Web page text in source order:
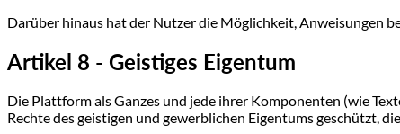
Darüber hinaus hat der Nutzer die Möglichkeit, Anweisungen
Artikel 8 - Geistiges Eigentum
Die Plattform als Ganzes und jede ihrer Komponenten (wie
Rechte des geistigen und gewerblichen Eigentums geschützt,